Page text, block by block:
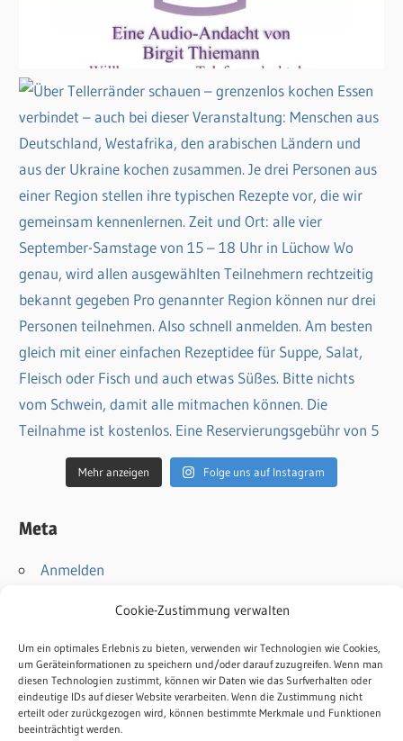
Cookie-Zustimmung verwalten
Um ein optimales Erlebnis zu bieten, verwenden wir Technologien wie Cookies,
um Geräteinformationen zu speichern und/oder darauf zuzugreifen. Wenn man
diesen Technologien zustimmt, können wir Daten wie das Surfverhalten oder
eindeutige IDs auf dieser Website verarbeiten. Wenn die Zustimmung nicht
erteilt oder zurückgezogen wird, können bestimmte Merkmale und Funktionen
beeinträchtigt werden.
Mehr anzeigen Folge uns auf Instagram
Meta
Anmelden
Kommentar-Feed
WordPress.org
Kontakt
Impressum